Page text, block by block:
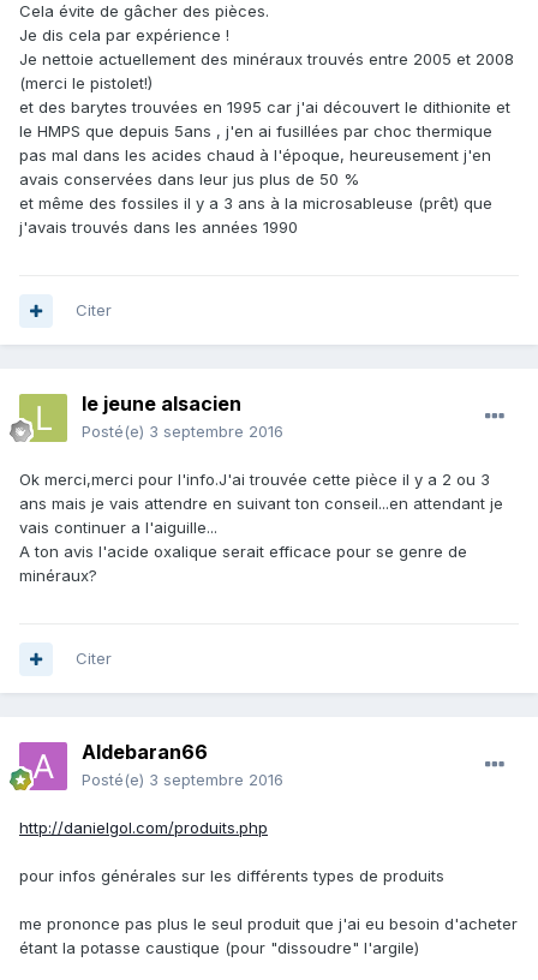
Cela évite de gâcher des pièces.
Je dis cela par expérience !
Je nettoie actuellement des minéraux trouvés entre 2005 et 2008
(merci le pistolet!)
et des barytes trouvées en 1995 car j'ai découvert le dithionite et
le HMPS que depuis 5ans , j'en ai fusillées par choc thermique
pas mal dans les acides chaud à l'époque, heureusement j'en
avais conservées dans leur jus plus de 50 %
et même des fossiles il y a 3 ans à la microsableuse (prêt) que
j'avais trouvés dans les années 1990
Citer
le jeune alsacien
Posté(e) 3 septembre 2016
Ok merci,merci pour l'info.J'ai trouvée cette pièce il y a 2 ou 3
ans mais je vais attendre en suivant ton conseil...en attendant je
vais continuer a l'aiguille...
A ton avis l'acide oxalique serait efficace pour se genre de
minéraux?
Citer
Aldebaran66
Posté(e) 3 septembre 2016
http://danielgol.com/produits.php
pour infos générales sur les différents types de produits
me prononce pas plus le seul produit que j'ai eu besoin d'acheter
étant la potasse caustique (pour "dissoudre" l'argile)